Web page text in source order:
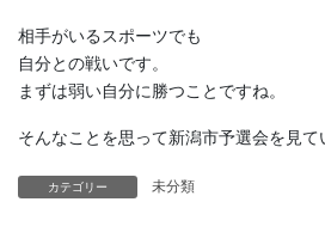
相手がいるスポーツでも
自分との戦いです。
まずは弱い自分に勝つことですね。
そんなことを思って新潟市予選会を見て
カテゴリー 未分類